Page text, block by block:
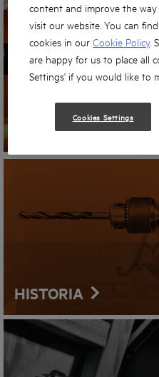
WYSZUKIWARKA
HISTORIA
content and improve the
visit our website. You can
cookies in ourCookie Policy.
are happy for us to place all
Settings' if you would like to
Cookies Settings